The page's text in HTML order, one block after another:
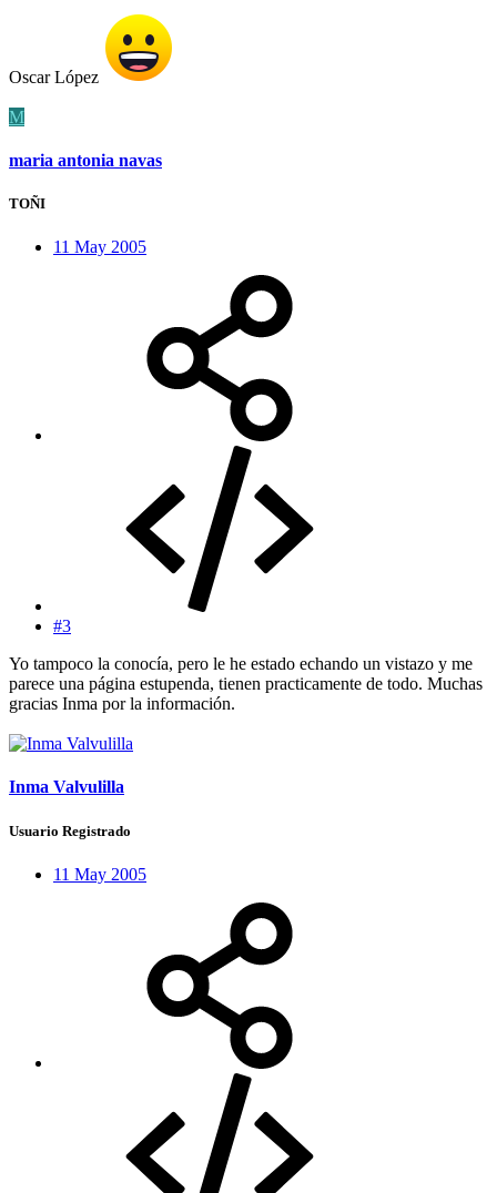
Oscar López
M
maria antonia navas
TOÑI
11 May 2005
#3
Yo tampoco la conocía, pero le he estado echando un vistazo y me
parece una página estupenda, tienen practicamente de todo. Muchas
gracias Inma por la información.
Inma Valvulilla
Usuario Registrado
11 May 2005